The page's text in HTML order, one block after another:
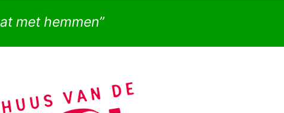
met hemmen”